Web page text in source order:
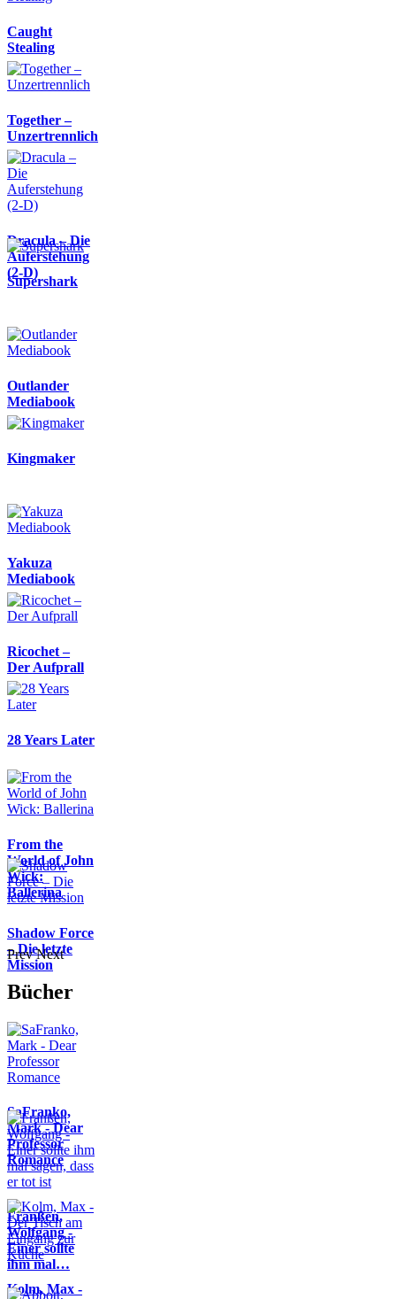
Caught
Stealing
Together –
Unzertrennlich
Dracula – Die
Auferstehung
(2-D)
Supershark
Outlander
Mediabook
Kingmaker
Yakuza
Mediabook
Ricochet –
Der Aufprall
28 Years Later
From the
World of John
Wick:
Ballerina
Shadow Force
– Die letzte
Mission
Prev Next
Bücher
SaFranko,
Mark - Dear
Professor
Romance
Franßen,
Wolfgang -
Einer sollte
ihm mal…
Kolm, Max -